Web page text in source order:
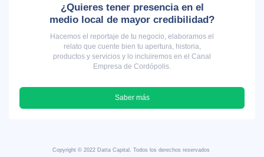
¿Quieres tener presencia en el
medio local de mayor credibilidad?
Hacemos el reportaje de tu negocio, elaboramos el
relato que cuente bien tu apertura, historia,
productos y servicios y lo incluiremos en el Canal
Empresa de Cordópolis.
Saber más
Copyright © 2022 Datta Capital. Todos los derechos reservados